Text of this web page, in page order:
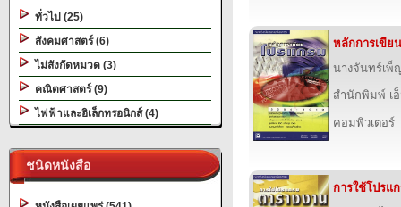
ทั่วไป (25)
สังคมศาสตร์ (6)
ไม่สังกัดหมวด (3)
คณิตศาสตร์ (9)
ไฟฟ้าและอิเล็กทรอนิกส์ (4)
ชนิดหนังสือ
หลักการเขีย
นางจันทร์เพ็
สำนักพิมพ์ เ
คอมพิวเตอร์
การใช้โปรแ